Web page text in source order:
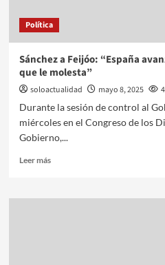
Política
Sánchez a Feijóo: “España
que le molesta”
soloactualidad mayo 8, 2025
Durante la sesión de control al
miércoles en el Congreso de los
Gobierno,...
Leer más